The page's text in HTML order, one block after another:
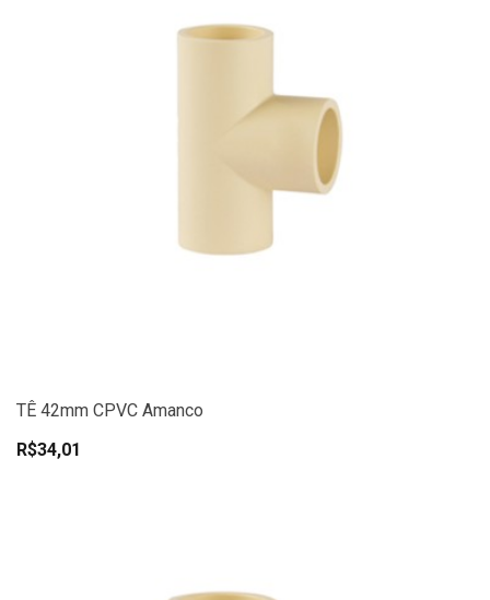
TÊ 42mm CPVC Amanco
R$34,01